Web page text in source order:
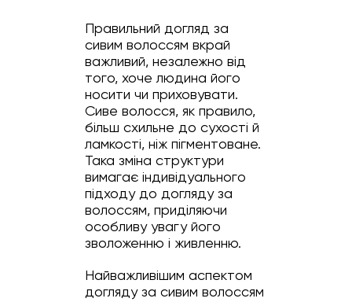
Правильний догляд за
сивим волоссям вкрай
важливий, незалежно від
того, хоче людина його
носити чи приховувати.
Сиве волосся, як правило,
більш схильне до сухості й
ламкості, ніж пігментоване.
Така зміна структури
вимагає індивідуального
підходу до догляду за
волоссям, приділяючи
особливу увагу його
зволоженню і живленню.
Найважливішим аспектом
догляду за сивим волоссям